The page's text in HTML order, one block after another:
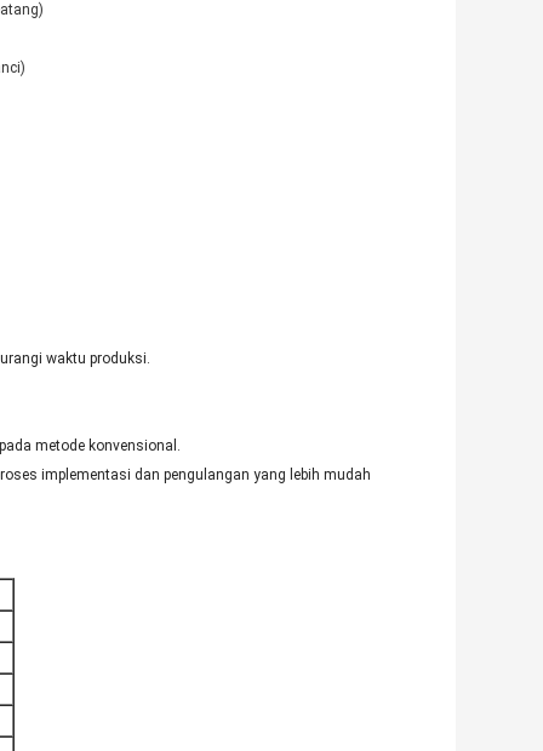
waktu produksi.
metode konvensional.
implementasi dan pengulangan yang lebih mudah